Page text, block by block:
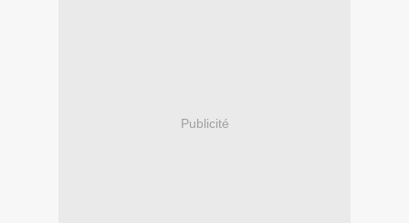
Publicité